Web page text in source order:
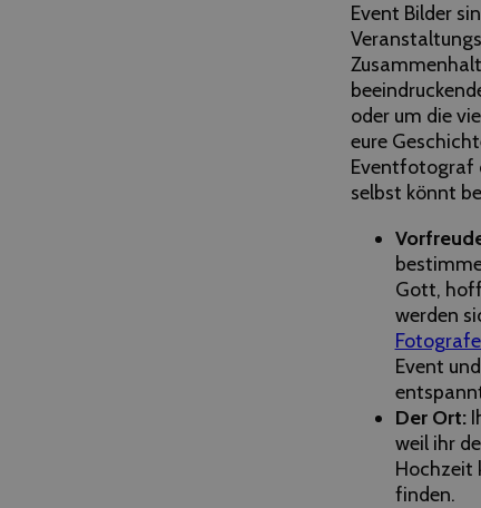
Event Bilder
oder um die
eure
Eventfotograf
selbst könnt
Gott,
werden
Event
Der Ort:
weil ihr
Hochzeit
finden.